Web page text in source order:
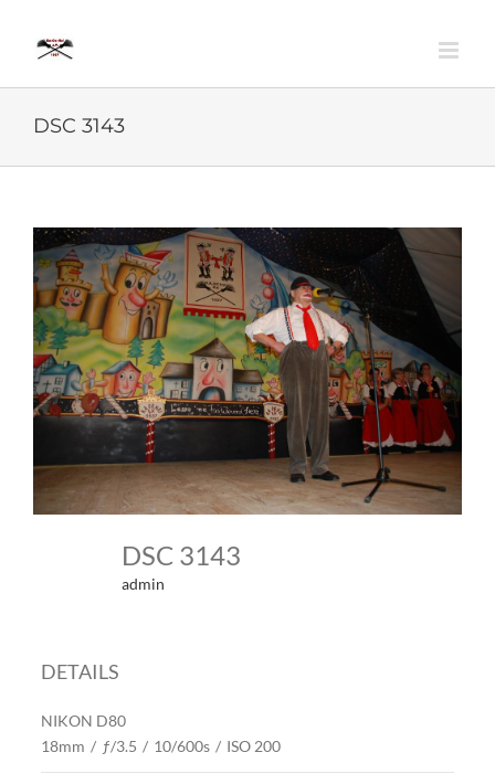
Inhalt
DSC 3143
DSC 3143
admin
DETAILS
NIKON D80
18mm / ƒ/3.5 / 10/600s / ISO 200